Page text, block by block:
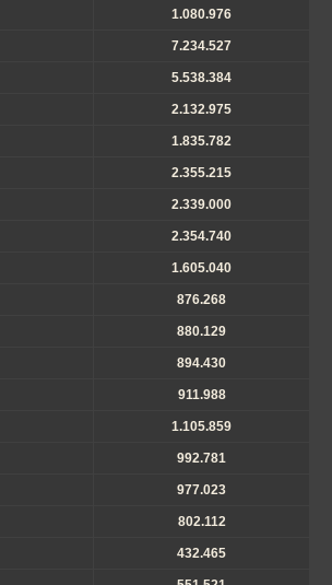
1.080.976
7.234.527
5.538.384
2.132.975
1.835.782
2.355.215
2.339.000
2.354.740
1.605.040
876.268
880.129
894.430
911.988
1.105.859
992.781
977.023
802.112
432.465